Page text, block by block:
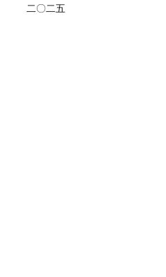
二〇二五